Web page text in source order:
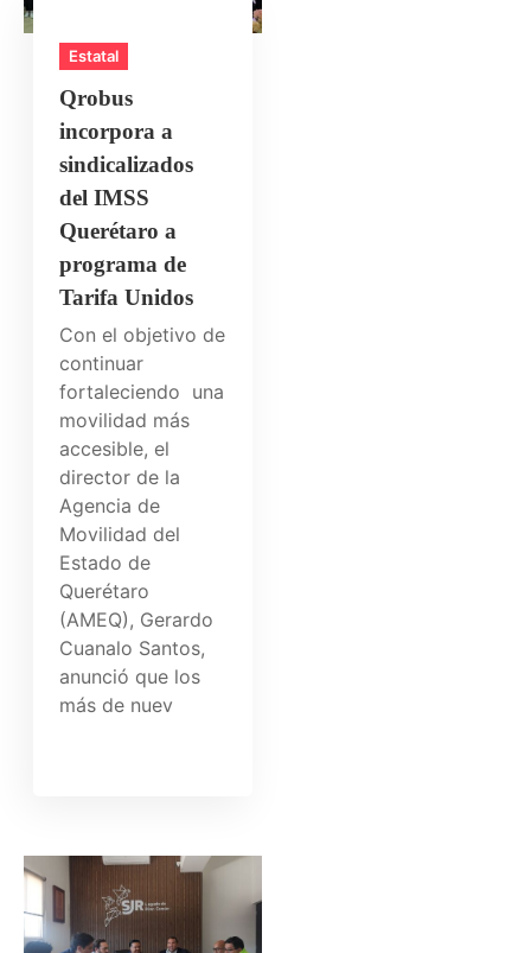
Estatal
Qrobus
incorpora a
sindicalizados
del IMSS
Querétaro a
programa de
Tarifa Unidos
Con el objetivo de
continuar
fortaleciendo una
movilidad más
accesible, el
director de la
Agencia de
Movilidad del
Estado de
Querétaro
(AMEQ), Gerardo
Cuanalo Santos,
anunció que los
más de nuev